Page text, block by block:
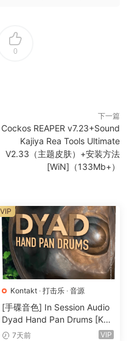
射男声、女声和男声喉音
。男声和女声类别由
地位，经常在节日和活动中
间。
及循环呼吸，可以通过同
。世界上很少有人拥有这种
PHRASES 包括现代工具，
问最重要的功能，以及自
6.7.1 或更高版本的完整
mysterious voices from
will deliver you into
0
下一篇
Cockos REAPER v7.23+Sound
Kajiya Rea Tools Ultimate
V2.33（主题皮肤）+安装方法
[WiN]（133Mb+）
Kontakt · 打击乐 · 音源
[手碟音色] In Session Audio
Dyad Hand Pan Drums [KO
NTAKT]（4.33GB）
7天前 VIP
VIP